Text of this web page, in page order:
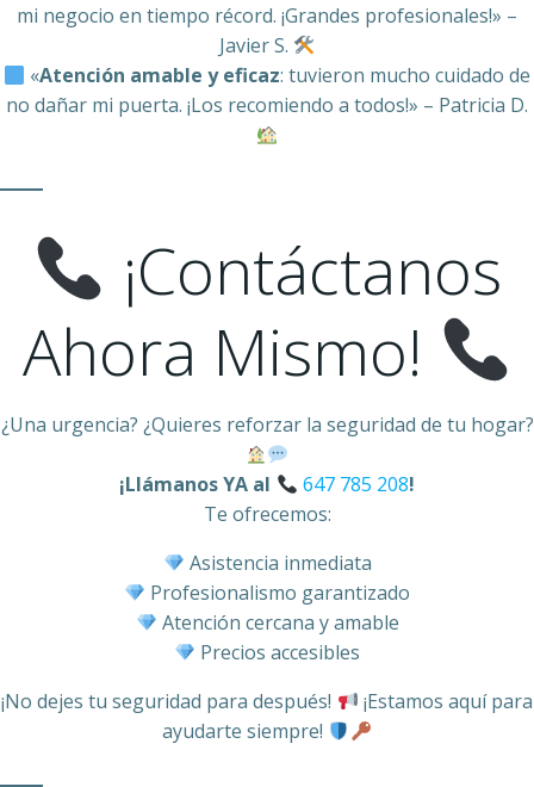
mi negocio en tiempo récord. ¡Grandes profesionales!» –
Javier S.
«Atención amable y eficaz: tuvieron mucho cuidado de
no dañar mi puerta. ¡Los recomiendo a todos!» – Patricia D.
¡Contáctanos
Ahora Mismo!
¿Una urgencia? ¿Quieres reforzar la seguridad de tu hogar?
¡Llámanos YA al 647 785 208!
Te ofrecemos:
Asistencia inmediata
Profesionalismo garantizado
Atención cercana y amable
Precios accesibles
¡No dejes tu seguridad para después!
¡Estamos aquí para
ayudarte siempre!